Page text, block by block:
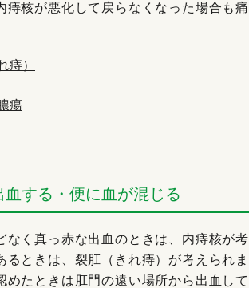
痔核が悪化して戻らなくなった場合も
痔）
瘍
血する・便に血が混じる
なく真っ赤な出血のときは、内痔核が
るときは、裂肛（きれ痔）が考えられ
めたときは肛門の遠い場所から出血し